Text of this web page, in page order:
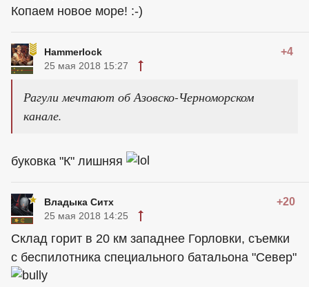
Копаем новое море! :-)
Hammerlock +4
25 мая 2018 15:27
Рагули мечтают об Азовско-Черноморском
канале.
буковка "К" лишняя
Владыка Ситх +20
25 мая 2018 14:25
Склад горит в 20 км западнее Горловки, съемки
с беспилотника специального батальона "Север"